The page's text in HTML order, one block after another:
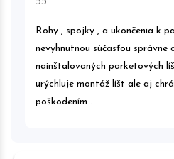
Rohy , spojky , a ukončenia k
nevyhnutnou súčasťou správne
nainštalovaných parketových
urýchluje montáž líšt ale aj
poškodením .